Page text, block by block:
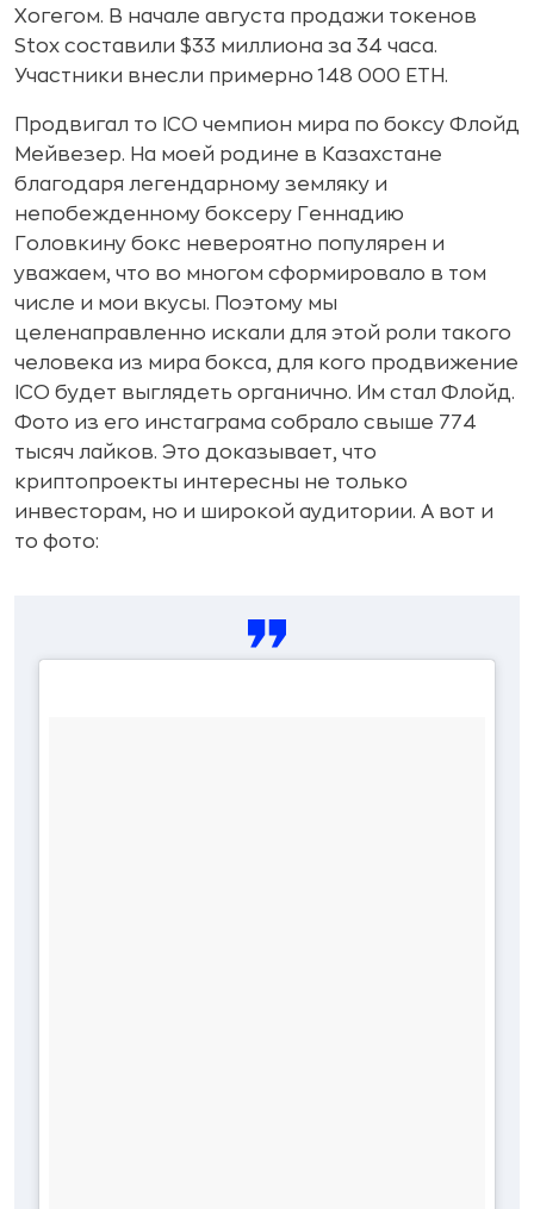
Хогегом. В начале августа продажи токенов
Stox составили $33 миллиона за 34 часа.
Участники внесли примерно 148 000 ETH.
Продвигал то ICO чемпион мира по боксу Флойд
Мейвезер. На моей родине в Казахстане
благодаря легендарному земляку и
непобежденному боксеру Геннадию
Головкину бокс невероятно популярен и
уважаем, что во многом сформировало в том
числе и мои вкусы. Поэтому мы
целенаправленно искали для этой роли такого
человека из мира бокса, для кого продвижение
ICO будет выглядеть органично. Им стал Флойд.
Фото из его инстаграма собрало свыше 774
тысяч лайков. Это доказывает, что
криптопроекты интересны не только
инвесторам, но и широкой аудитории. А вот и
то фото: